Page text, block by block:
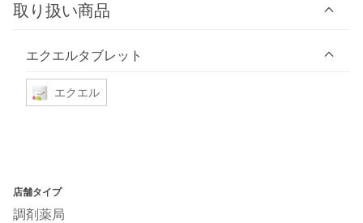
取り扱い商品
エクエルタブレット
エクエル
店舗タイプ
調剤薬局